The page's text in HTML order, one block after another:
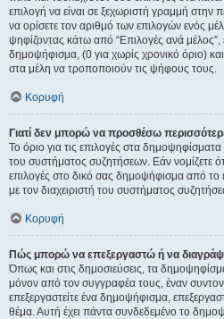
επιλογή να είναι σε ξεχωριστή γραμμή στην
να ορίσετε τον αριθμό των επιλογών ενός
ψηφίζοντας κάτω από “Επιλογές ανά
δημοψήφισμα, (0 για χωρίς χρονικό όριο)
στα μέλη να τροποποιούν τις ψήφους τους.
Κορυφή
Γιατί δεν μπορώ να προσθέσω
Το όριο για τις επιλογές στα δημοψηφίσματα
του συστήματος συζητήσεων. Εάν νομίζετε
επιλογές στο δικό σας δημοψήφισμα από το
με τον διαχειριστή του συστήματος
Κορυφή
Πώς μπορώ να επεξεργαστώ ή να
Όπως και στις δημοσιεύσεις, τα
μόνον από τον συγγραφέα τους, έναν
επεξεργαστείτε ένα δημοψήφισμα,
θέμα. Αυτή έχει πάντα συνδεδεμένο το